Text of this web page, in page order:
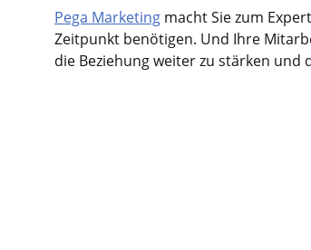
Pega Marketingmacht Sie zum
Zeitpunkt benötigen. Und Ihre
die Beziehung weiter zu stärken